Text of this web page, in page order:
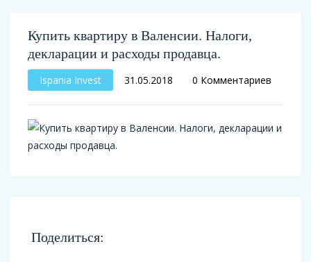
Купить квартиру в Валенсии. Налоги,
декларации и расходы продавца.
Ispania Invest 31.05.2018 0 Комментариев
Поделиться: